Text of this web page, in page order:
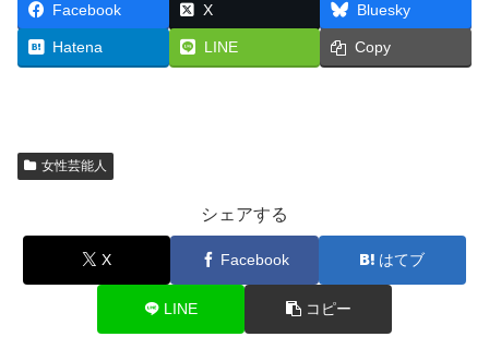
Facebook X Bluesky
Hatena LINE Copy
女性芸能人
シェアする
X Facebook はてブ
LINE コピー